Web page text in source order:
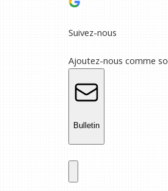
Suivez-nous
Ajoutez-nous comme
Bulletin